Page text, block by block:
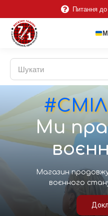
Питання
Гарний